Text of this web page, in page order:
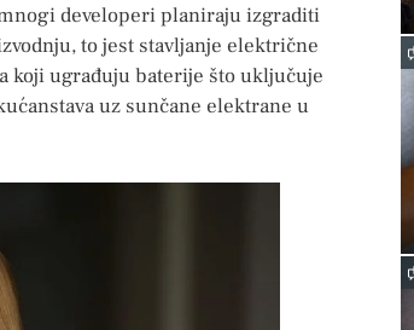
developeri planiraju izgraditi
to jest stavljanje električne
koji ugrađuju baterije što uključuje
uz sunčane elektrane u